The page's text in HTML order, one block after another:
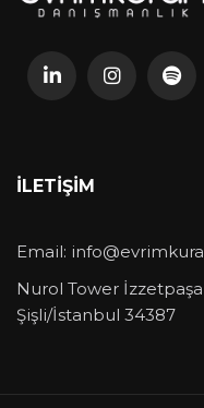
İLETIŞIM
Email:
Nurol Tower
Şişli/İstanbul 34387